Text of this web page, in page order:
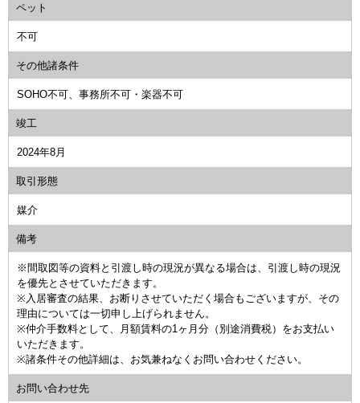
ペット
不可
その他諸条件
SOHO不可、事務所不可・楽器不可
竣工
2024年8月
取引形態
媒介
備考
※間取図等の資料と引渡し時の現況が異なる場合は、引渡し時の現況
を優先とさせていただきます。
※入居審査の結果、お断りさせていただく場合もございますが、その
理由については一切申し上げられません。
※仲介手数料として、月額賃料の1ヶ月分（別途消費税）をお支払い
いただきます。
※諸条件その他詳細は、お気兼ねなくお問い合わせください。
お問い合わせ先